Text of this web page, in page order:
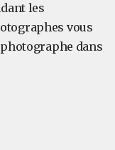
les
vous
dans